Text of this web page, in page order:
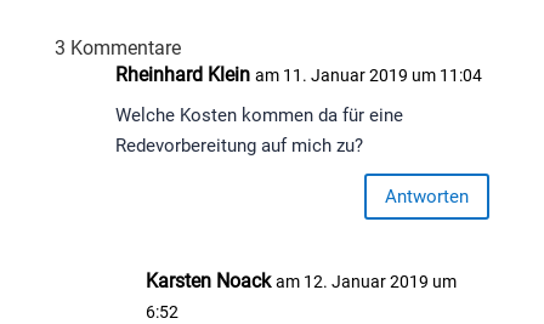
3 Kommentare
Rheinhard Klein am 11. Januar 2019 um 11:04
Welche Kosten kommen da für eine
Redevorbereitung auf mich zu?
Antworten
Karsten Noack am 12. Januar 2019 um
6:52